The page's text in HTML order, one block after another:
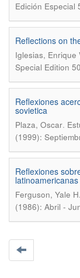
Edición Especial
Reflections on
Iglesias, Enrique
Special Edition
Reflexiones
sovietica
Plaza, Oscar.
(1999):
Reflexiones
latinoamericanas
Ferguson, Yale H.
(1986): Abril -